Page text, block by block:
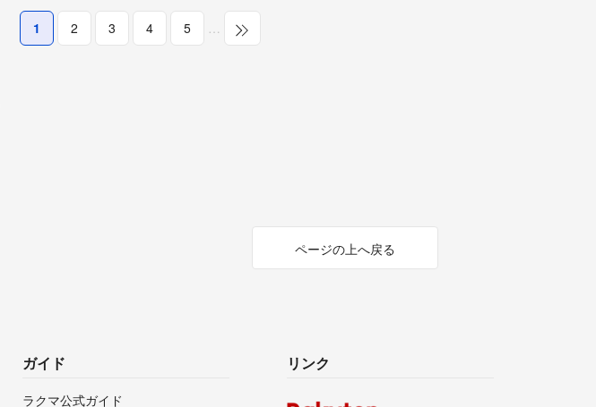
1 2 3 4 5 …
ページの上へ戻る
ガイド
ラクマ公式ガイド
リンク